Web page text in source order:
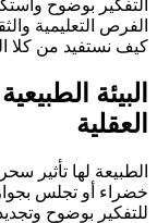
التفكير بوضوح
الفرص التعليمية
كيف نستفيد من كلا
البيئة
العقلية
الطبيعة لها تأثير
خضراء أو تجلس
للتفكير بوضوح